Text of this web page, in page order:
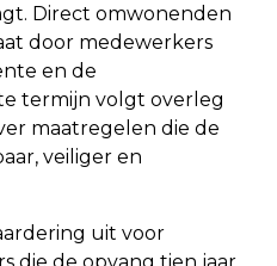
Direct omwonenden
door medewerkers
en de
termijn volgt overleg
maatregelen die de
veiliger en
uit voor